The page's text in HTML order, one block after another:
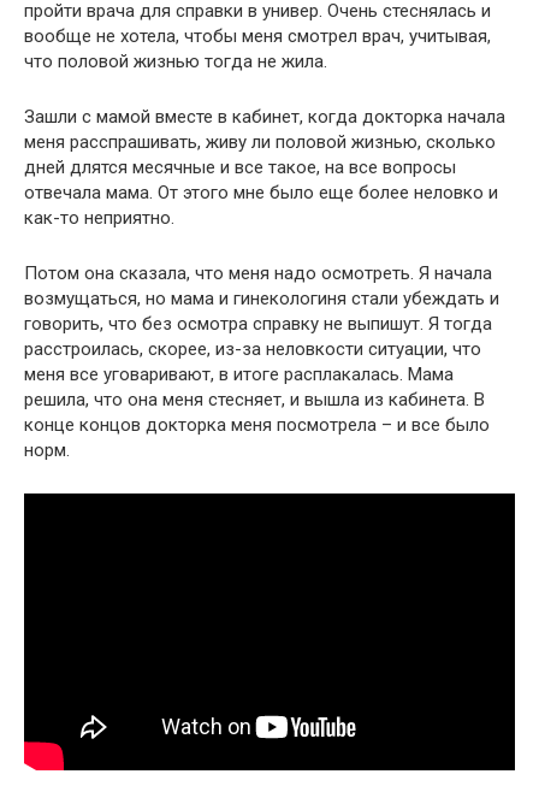
пройти врача для справки в универ. Очень стеснялась и
вообще не хотела, чтобы меня смотрел врач, учитывая,
что половой жизнью тогда не жила.
Зашли с мамой вместе в кабинет, когда докторка начала
меня расспрашивать, живу ли половой жизнью, сколько
дней длятся месячные и все такое, на все вопросы
отвечала мама. От этого мне было еще более неловко и
как-то неприятно.
Потом она сказала, что меня надо осмотреть. Я начала
возмущаться, но мама и гинекологиня стали убеждать и
говорить, что без осмотра справку не выпишут. Я тогда
расстроилась, скорее, из-за неловкости ситуации, что
меня все уговаривают, в итоге расплакалась. Мама
решила, что она меня стесняет, и вышла из кабинета. В
конце концов докторка меня посмотрела – и все было
норм.